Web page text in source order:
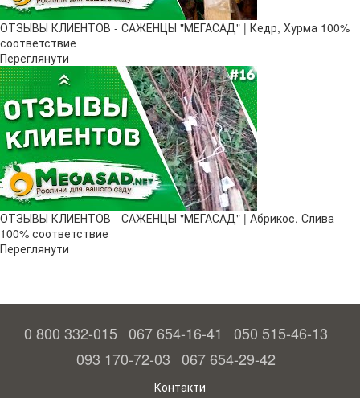
ОТЗЫВЫ КЛИЕНТОВ - САЖЕНЦЫ "МЕГАСАД" | Кедр, Хурма 100%
соответствие
Переглянути
ОТЗЫВЫ КЛИЕНТОВ - САЖЕНЦЫ "МЕГАСАД" | Абрикос, Слива
100% соответствие
Переглянути
0 800 332-015 067 654-16-41
050 515-46-13
093 170-72-03 067 654-29-42
Контакти